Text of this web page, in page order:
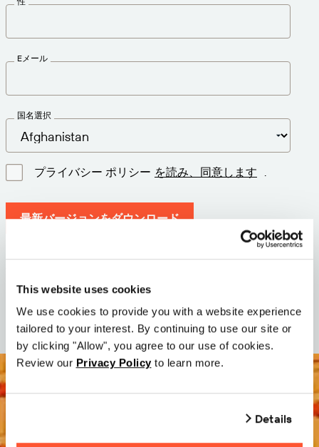
This website uses cookies
We use cookies to provide you with a website experience
tailored to your interest. By continuing to use our site or
by clicking "Allow", you agree to our use of cookies.
Review our Privacy Policy to learn more.
Details
さらに詳しく
Eメール
国名選択
プライバシー ポリシー を読み、同意します
最新バージョンをダウンロード
サイズ: 111.1 M